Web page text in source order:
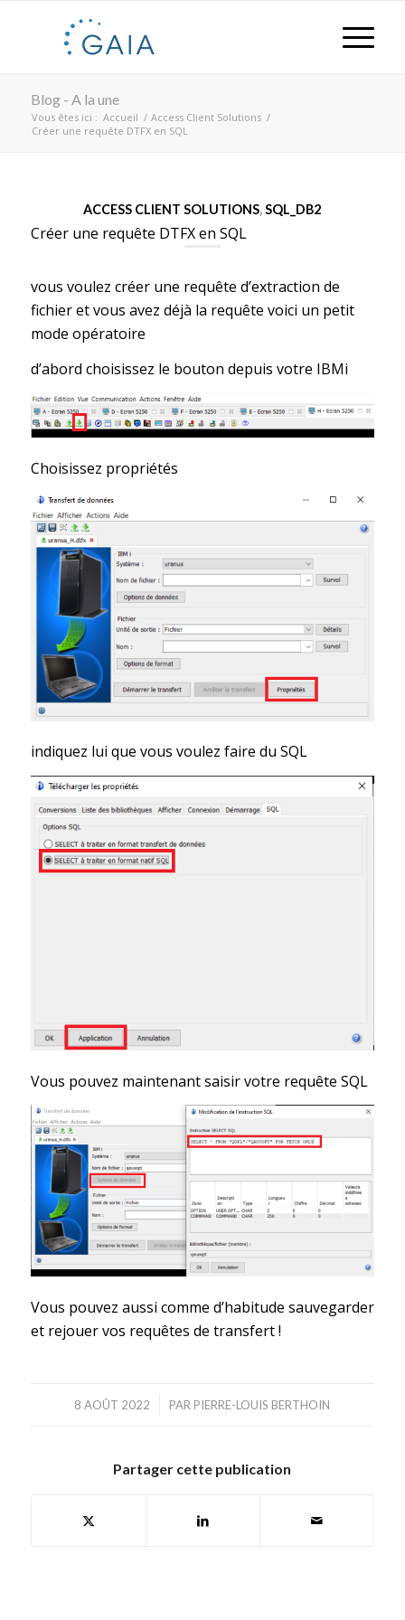
Blog - A la une
Vous êtes ici : Accueil / Access Client Solutions /
Créer une requête DTFX en SQL
ACCESS CLIENT SOLUTIONS,SQL_DB2
Créer une requête DTFX en SQL
vous voulez créer une requête d’extraction de
fichier et vous avez déjà la requête voici un petit
mode opératoire
d’abord choisissez le bouton depuis votre IBMi
Choisissez propriétés
indiquez lui que vous voulez faire du SQL
Vous pouvez maintenant saisir votre requête SQL
Vous pouvez aussi comme d’habitude sauvegarder
et rejouer vos requêtes de transfert !
8 AOÛT 2022
/ PAR PIERRE-LOUIS BERTHOIN
Partager cette publication